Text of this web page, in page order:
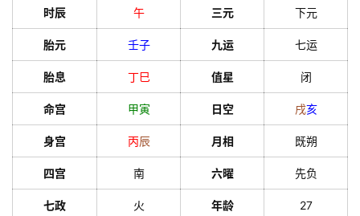
时辰 午 三元 下元
胎元 壬子 九运 七运
胎息 丁巳 值星 闭
命宫 甲寅 日空 戌亥
身宫 丙辰 月相 既朔
四宫 南 六曜 先负
七政 火 年龄 27